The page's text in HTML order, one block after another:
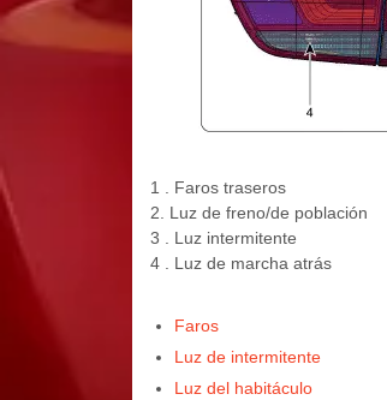
1 . Faros traseros
2. Luz de freno/de población
3 . Luz intermitente
4 . Luz de marcha atrás
Faros
Luz de intermitente
Luz del habitáculo